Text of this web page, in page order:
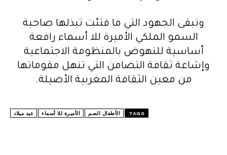
وتبقى الجهود التي ما فتئت تبذلها صاحبة
السمو الملكي الأميرة للا أسماء رافعة
أساسية للنهوض بالمنظومة الاجتماعية
وإشاعة ثقافة التضامن التي تنهل مقوماتها
من معين الثقافة المغربية الأصيلة.
TAGS الأطفال الصم الأميرة للا أسماء عيد ميلاد